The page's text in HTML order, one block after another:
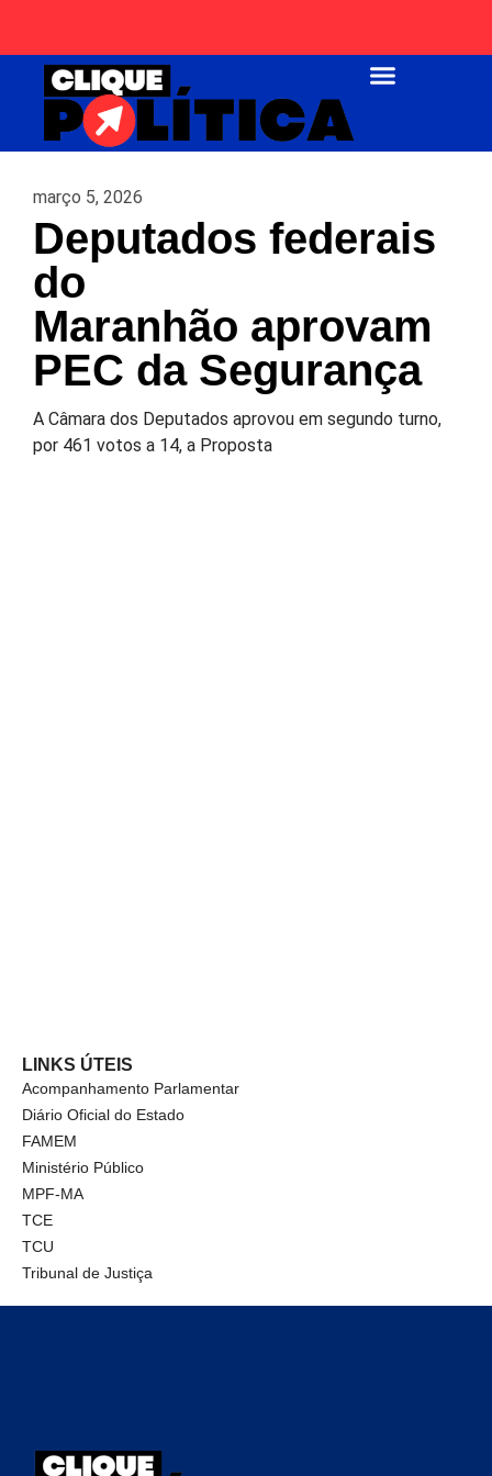
março 5, 2026
Deputados federais
do
Maranhão aprovam
PEC da Segurança
A Câmara dos Deputados aprovou em segundo turno,
por 461 votos a 14, a Proposta
LINKS ÚTEIS
Acompanhamento Parlamentar
Diário Oficial do Estado
FAMEM
Ministério Público
MPF-MA
TCE
TCU
Tribunal de Justiça